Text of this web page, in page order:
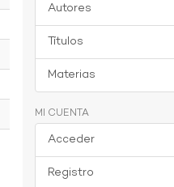
Autores
Títulos
Materias
MI CUENTA
Acceder
Registro